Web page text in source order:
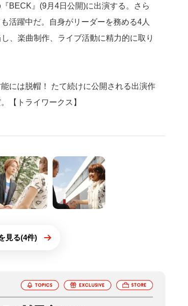
BECK』(9月4日公開)に出演する。さら
活躍中だ。自身がリーダーを務める4人
、楽曲制作、ライブ活動に精力的に取り
には脱帽！ たて続けに公開される出演作
【トライワークス】
見る(4件)